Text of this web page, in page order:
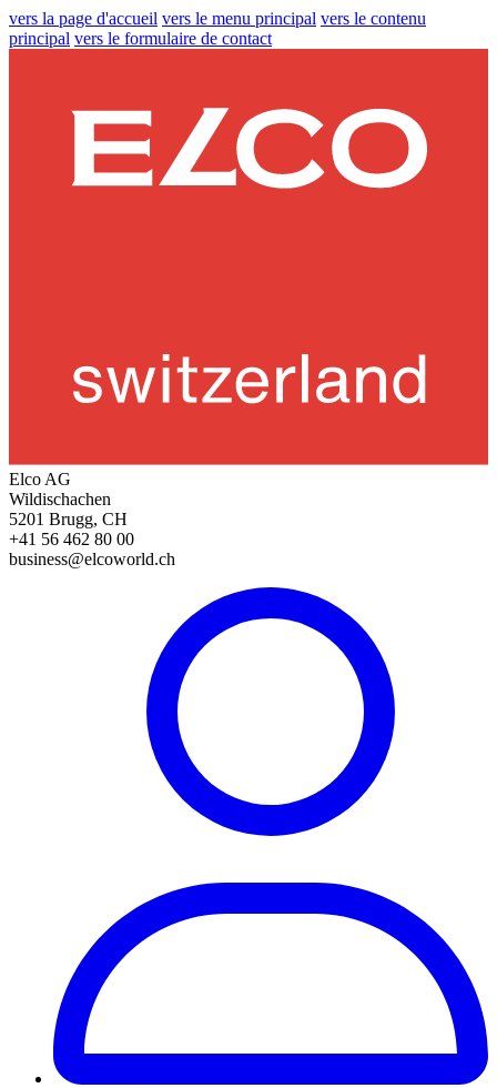
vers la page d'accueil vers le menu principal vers le contenu
principal vers le formulaire de contact
Elco AG
Wildischachen
5201 Brugg, CH
+41 56 462 80 00
business@elcoworld.ch